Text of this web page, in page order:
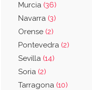
Murcia (36)
Navarra (3)
Orense (2)
Pontevedra (2)
Sevilla (14)
Soria (2)
Tarragona (10)